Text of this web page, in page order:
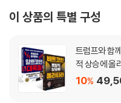
이 상품의 특별 구성
트럼프와 함
적 상승에 올
10%